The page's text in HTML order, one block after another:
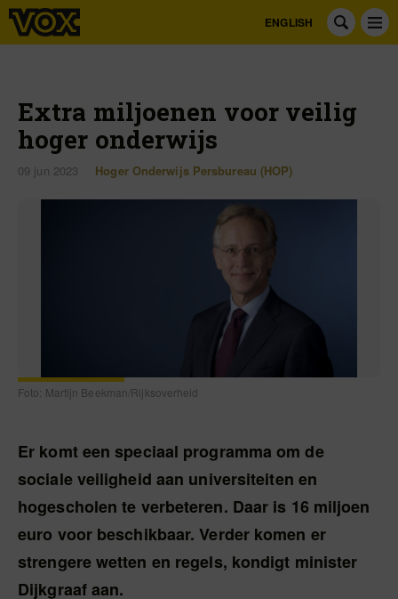
ENGLISH
Extra miljoenen voor veilig
hoger onderwijs
09 jun 2023 Hoger Onderwijs Persbureau (HOP)
Foto: Martijn Beekman/Rijksoverheid
Er komt een speciaal programma om de
sociale veiligheid aan universiteiten en
hogescholen te verbeteren. Daar is 16 miljoen
euro voor beschikbaar. Verder komen er
strengere wetten en regels, kondigt minister
Dijkgraaf aan.